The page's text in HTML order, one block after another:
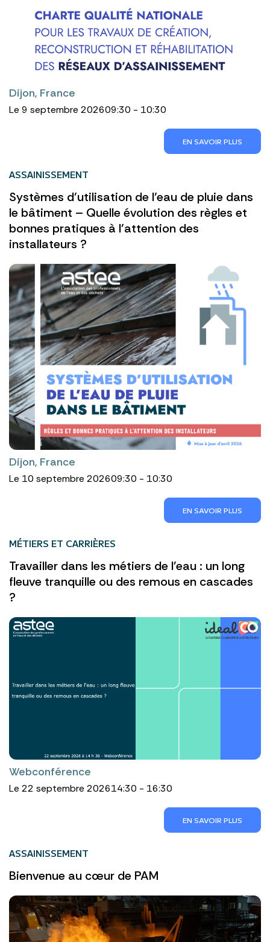
Dijon, France
Le 9 septembre 202609:30 - 10:30
EN SAVOIR PLUS
ASSAINISSEMENT
Systèmes d’utilisation de l’eau de pluie dans
le bâtiment – Quelle évolution des règles et
bonnes pratiques à l’attention des
installateurs ?
Dijon, France
Le 10 septembre 202609:30 - 10:30
EN SAVOIR PLUS
MÉTIERS ET CARRIÈRES
Travailler dans les métiers de l'eau : un long
fleuve tranquille ou des remous en cascades
?
Webconférence
Le 22 septembre 202614:30 - 16:30
EN SAVOIR PLUS
ASSAINISSEMENT
Bienvenue au cœur de PAM